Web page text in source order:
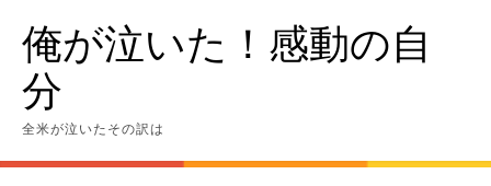
content俺が泣いた！感動の自
分
全米が泣いたその訳は